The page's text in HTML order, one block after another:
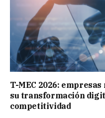
T-MEC 2026:
su transformación
competitividad